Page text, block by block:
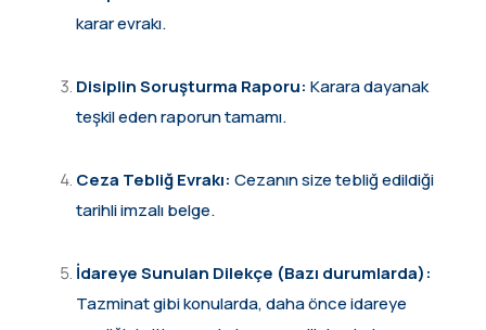
karar evrakı.
Disiplin Soruşturma Raporu: Karara dayanak
teşkil eden raporun tamamı.
Ceza Tebliğ Evrakı: Cezanın size tebliğ edildiği
tarihli imzalı belge.
İdareye Sunulan Dilekçe (Bazı durumlarda):
Tazminat gibi konularda, daha önce idareye